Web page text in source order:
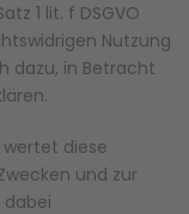
1 lit. f DSGVO
Nutzung
dazu, in Betracht
diese
und zur
dabei